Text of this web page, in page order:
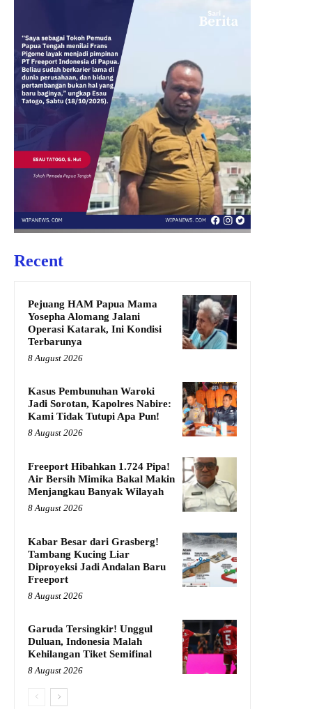
Recent
Pejuang HAM Papua Mama
Yosepha Alomang Jalani
Operasi Katarak, Ini Kondisi
Terbarunya
8 August 2026
Kasus Pembunuhan Waroki
Jadi Sorotan, Kapolres Nabire:
Kami Tidak Tutupi Apa Pun!
8 August 2026
Freeport Hibahkan 1.724 Pipa!
Air Bersih Mimika Bakal Makin
Menjangkau Banyak Wilayah
8 August 2026
Kabar Besar dari Grasberg!
Tambang Kucing Liar
Diproyeksi Jadi Andalan Baru
Freeport
8 August 2026
Garuda Tersingkir! Unggul
Duluan, Indonesia Malah
Kehilangan Tiket Semifinal
8 August 2026